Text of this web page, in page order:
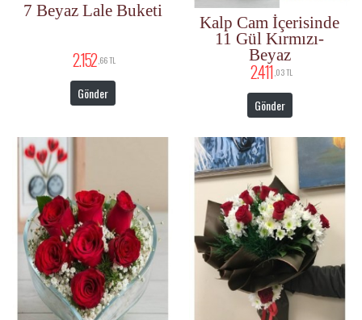
7 Beyaz Lale Buketi
2.152 ,66 TL
Gönder
Kalp Cam İçerisinde
11 Gül Kırmızı-
Beyaz
2.411 ,03 TL
Gönder